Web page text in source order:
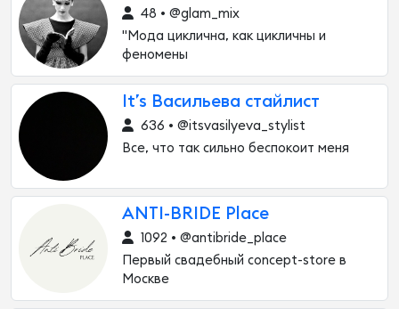
48 • @glam_mix
"Мода циклична, как цикличны и
феномены
It’s Васильева стайлист
636 • @itsvasilyeva_stylist
Все, что так сильно беспокоит меня
ANTI-BRIDE Place
1092 • @antibride_place
Первый свадебный concept-store в
Москве